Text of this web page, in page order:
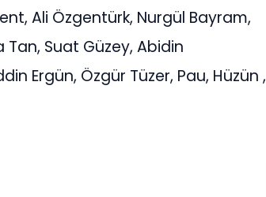
Ali Özgentürk, Nurgül Bayram,
Suat Güzey, Abidin
Ergün, Özgür Tüzer, Pau, Hüzün ,